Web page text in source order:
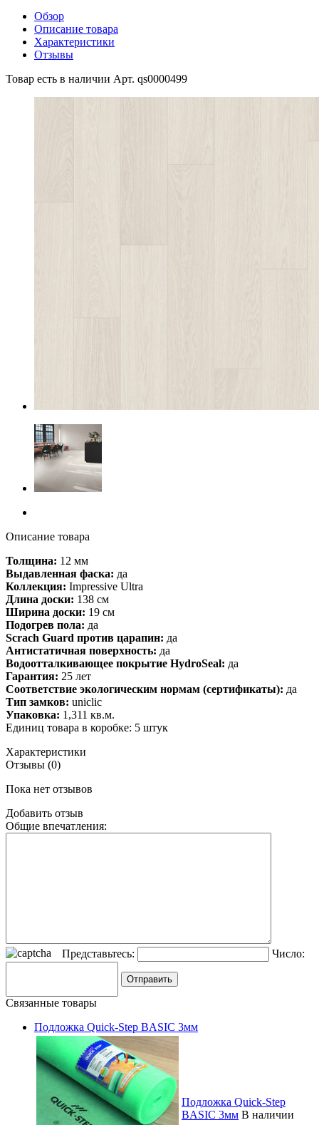
Обзор
Описание товара
Характеристики
Отзывы
Товар есть в наличии Арт. qs0000499
Описание товара
Толщина: 12 мм
Выдавленная фаска: да
Коллекция: Impressive Ultra
Длина доски: 138 см
Ширина доски: 19 см
Подогрев пола: да
Scrach Guard против царапин: да
Антистатичная поверхность: да
Водоотталкивающее покрытие HydroSeal: да
Гарантия: 25 лет
Соответствие экологическим нормам (сертификаты): да
Тип замков: uniclic
Упаковка: 1,311 кв.м.
Единиц товара в коробке: 5 штук
Характеристики
Отзывы (0)
Пока нет отзывов
Добавить отзыв
Общие впечатления:
Представьтесь: Число:
Связанные товары
Подложка Quick-Step BASIC 3мм
Подложка Quick-Step
BASIC 3мм В наличии